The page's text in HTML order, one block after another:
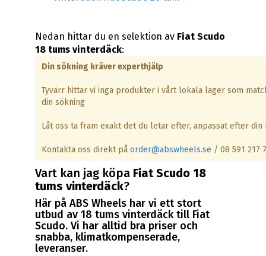
Nedan hittar du en selektion av Fiat Scudo
18 tums vinterdäck:
Din sökning kräver experthjälp
Tyvärr hittar vi inga produkter i vårt lokala lager som
din sökning
Låt oss ta fram exakt det du letar efter, anpassat efter din
Kontakta oss direkt påorder@abswheels.se / 08 591 217
Vart kan jag köpa Fiat Scudo 18
tums vinterdäck?
Här på ABS Wheels har vi ett stort
utbud av 18 tums vinterdäck till Fiat
Scudo. Vi har alltid bra priser och
snabba, klimatkompenserade,
leveranser.